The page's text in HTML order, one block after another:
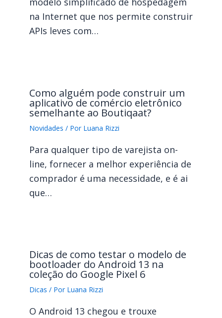
na Internet que nos permite construir
APIs leves com…
Como alguém pode construir um
aplicativo de comércio eletrônico
semelhante ao Boutiqaat?
Novidades / Por Luana Rizzi
Para qualquer tipo de varejista on-
line, fornecer a melhor experiência de
comprador é uma necessidade, e é ai
que…
Dicas de como testar o modelo de
bootloader do Android 13 na
coleção do Google Pixel 6
Dicas / Por Luana Rizzi
O Android 13 chegou e trouxe